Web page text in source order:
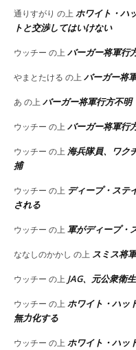
通りすがり の上ホワイト・ハ
トと交渉してはいけない
ウッチー の上バーガー将軍行
やまとたける の上バーガー将
あ の上バーガー将軍行方不明
ウッチー の上バーガー将軍行
ウッチー の上 海兵隊員、ワク
捕
ウッチー の上 ディープ・ステ
される
ウッチー の上軍がディープ・
ななしのかかし の上 スミス将
ウッチー の上 JAG、元公衆衛
ウッチー の上ホワイト・ハッ
無力化する
ウッチー の上ホワイト・ハッ